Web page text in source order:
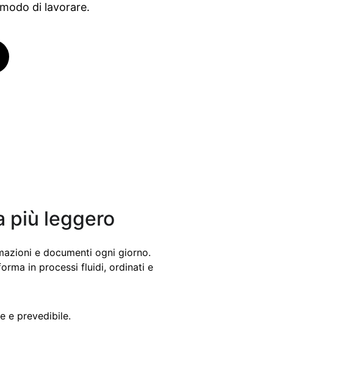
di lavorare.
più leggero
e documenti ogni giorno.
in processi fluidi, ordinati e
e prevedibile.